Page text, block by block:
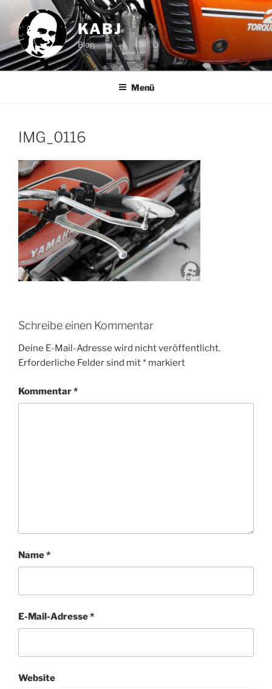
Inhalt
springen
KABJ
Blog
Menü
IMG_0116
Schreibe einen Kommentar
Deine E-Mail-Adresse wird nicht veröffentlicht.
Erforderliche Felder sind mit* markiert
Kommentar*
Name*
E-Mail-Adresse*
Website